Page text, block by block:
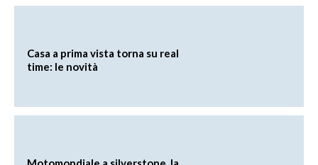
Casa a prima vista torna su real
time: le novità